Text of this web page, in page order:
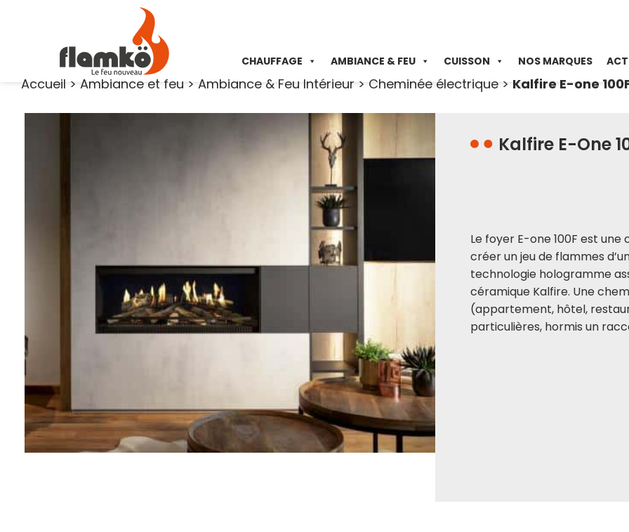
CHAUFFAGE AMBIANCE & FEU CUISSON NOS MARQUES
Accueil > Ambiance et feu > Ambiance & Feu Intérieur > Cheminée électrique > Kalfire E-one
Kalfire E-One
Le foyer E-one 100F est
créer un jeu de flammes
technologie hologramme
céramique Kalfire. Une
(appartement, hôtel,
particulières, hormis un